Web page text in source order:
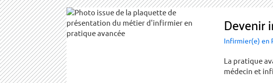
Devenir
Infirmier(e) en
La pratique
médecin et